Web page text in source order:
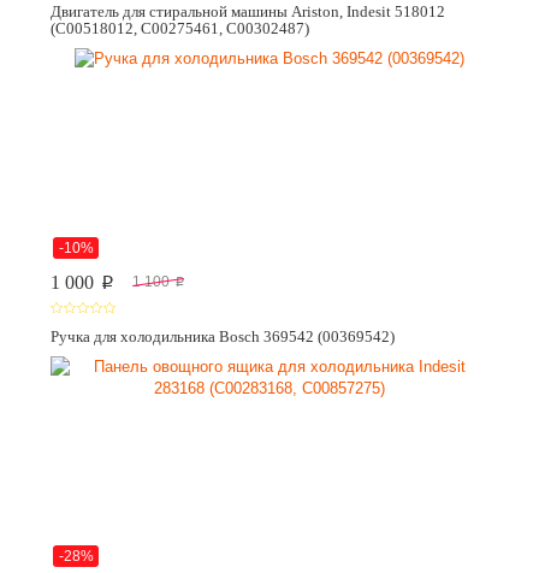
Двигатель для стиральной машины Ariston, Indesit 518012
(C00518012, C00275461, C00302487)
-10%
1 000 p 1 100 p
Ручка для холодильника Bosch 369542 (00369542)
-28%